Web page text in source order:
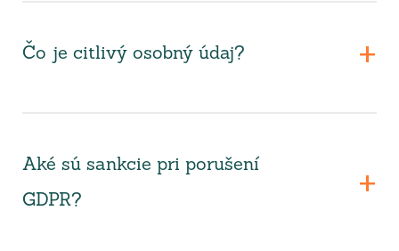
Čo je citlivý osobný údaj?
Aké sú sankcie pri porušení
GDPR?